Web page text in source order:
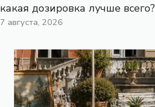
какая дозировка лучше всего?
7 августа, 2026